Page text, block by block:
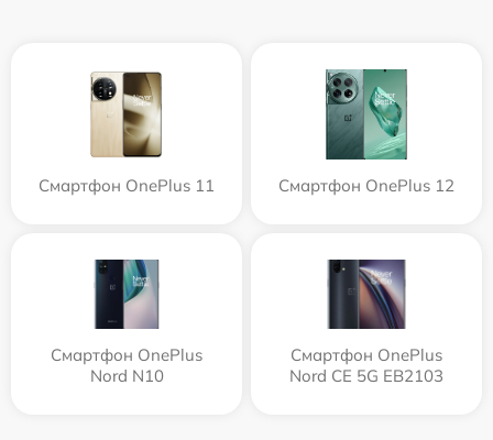
Смартфон OnePlus 11 Смартфон OnePlus 12
Смартфон OnePlus
Nord N10
Смартфон OnePlus
Nord CE 5G EB2103